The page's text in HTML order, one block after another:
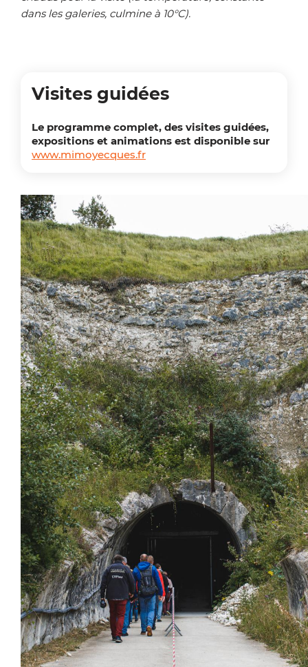
dans les galeries, culmine à 10°C).
Visites guidées
Le programme complet, des visites guidées,
expositions et animations est disponible sur
www.mimoyecques.fr
Zoom on image